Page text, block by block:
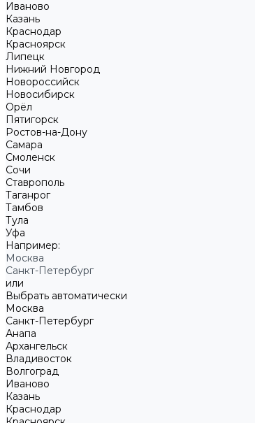
Иваново
Казань
Краснодар
Красноярск
Липецк
Нижний Новгород
Новороссийск
Новосибирск
Орёл
Пятигорск
Ростов-на-Дону
Самара
Смоленск
Сочи
Ставрополь
Таганрог
Тамбов
Тула
Уфа
Например:
Москва
Санкт-Петербург
или
Выбрать автоматически
Москва
Санкт-Петербург
Анапа
Архангельск
Владивосток
Волгоград
Иваново
Казань
Краснодар